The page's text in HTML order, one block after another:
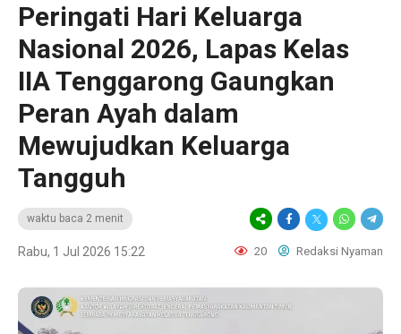
Peringati Hari Keluarga
Nasional 2026, Lapas Kelas
IIA Tenggarong Gaungkan
Peran Ayah dalam
Mewujudkan Keluarga
Tangguh
waktu baca 2 menit
Rabu, 1 Jul 2026 15:22 20 Redaksi Nyaman